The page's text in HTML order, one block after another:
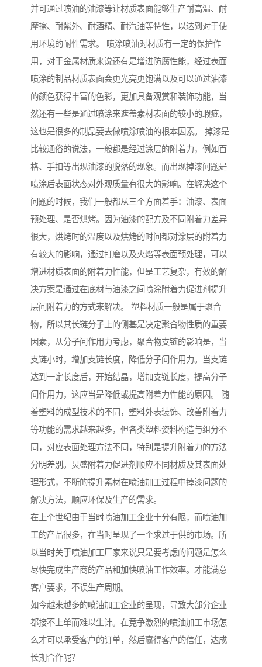
并可通过喷油的油漆等让材质表面能够生产耐高温、耐
摩擦、耐紫外、耐酒精、耐汽油等特性，以达到对于使
用环境的耐性需求。 喷涂喷油对材质有一定的保护作
用，对于金属材质来说还有是增进防腐性能，经过表面
喷涂的制品材质表面会更光亮更饱满以及可以通过油漆
的颜色获得丰富的色彩，更加具备观赏和装饰功能，当
然还有一些是通过喷涂来遮盖素材表面的较小的瑕疵，
这也是很多的制品要去做喷涂喷油的根本因素。 掉漆是
比较通俗的说法，一般都是经过涂层的附着力，例如百
格、手扣等出现油漆的脱落的现象。而出现掉漆问题是
喷涂后表面状态对外观质量有很大的影响。在解决这个
问题的时候，我们一般都从三个方面着手：油漆、表面
预处理、是否烘烤。因为油漆的配方及不同附着力差异
很大，烘烤时的温度以及烘烤的时间都对涂层的附着力
有较大的影响，通过打磨以及火焰等表面预处理，可以
增进材质表面的附着力性能，但是工艺复杂，有效的解
决方案是通过在底材与油漆之间喷涂附着力促进剂提升
层间附着力的方式来解决。 塑料材质一般是属于聚合
物，所以其长链分子上的侧基是决定聚合物性质的重要
因素，从分子间作用力考虑，聚合物支链的影响是，当
支链小时，增加支链长度，降低分子间作用力。当支链
达到一定长度后，开始结晶，增加支链长度，提高分子
间作用力，这应当是降低或提高附着力性能的原因。 随
着塑料的成型技术的不同，塑料外表装饰、改善附着力
等功能的需求越来越多，但各类塑料资料构造与组分不
同，对应表面处理方法不同，特别是提升附着力的方法
分明差别。炅盛附着力促进剂顺应不同材质及其表面处
理形式，不断的提升素材在喷油加工过程中掉漆问题的
解决方法，顺应环保及生产的需求。
在上个世纪由于当时喷油加工企业十分有限，而喷油加
工的产品很多，在当时呈现了一个求过于供的市场。所
以当时关于喷油加工厂家来说只是要考虑的问题是怎么
尽快完成生产商的产品和加快喷油工作效率。才能满意
客户要求，不误生产周期。
如今越来越多的喷油加工企业的呈现，导致大部分企业
都接不上单而难以生计。在竞争激烈的喷油加工市场怎
么才可以承受客户的订单，然后赢得客户的信任，达成
长期合作呢？